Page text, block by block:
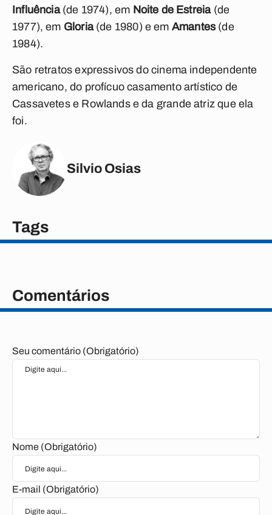
Influência(de 1974), em Noite de Estreia(de
1977), em Gloria(de 1980) e em Amantes(de
1984).
São retratos expressivos do cinema independente
americano, do profícuo casamento artístico de
Cassavetes e Rowlands e da grande atriz que ela
foi.
Silvio Osias
Tags
Comentários
Seu comentário (Obrigatório)
Nome (Obrigatório)
E-mail (Obrigatório)